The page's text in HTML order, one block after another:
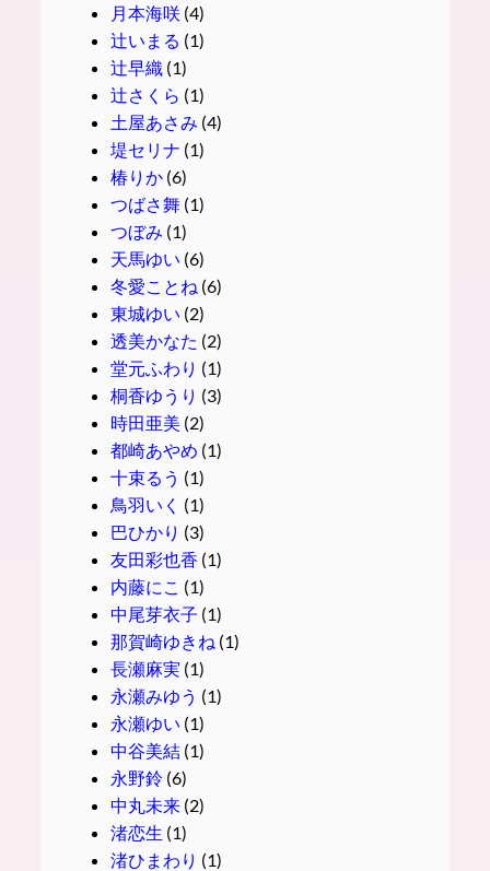
月本海咲(4)
辻いまる (1)
辻早織 (1)
辻さくら (1)
土屋あさみ (4)
堤セリナ (1)
椿りか(6)
つばさ舞(1)
つぼみ (1)
天馬ゆい (6)
冬愛ことね (6)
東城ゆい (2)
透美かなた (2)
堂元ふわり (1)
桐香ゆうり (3)
時田亜美 (2)
都崎あやめ (1)
十束るう (1)
鳥羽いく (1)
巴ひかり (3)
友田彩也香 (1)
内藤にこ (1)
中尾芽衣子 (1)
那賀崎ゆきね (1)
長瀬麻実 (1)
永瀬みゆう (1)
永瀬ゆい (1)
中谷美結(1)
永野鈴(6)
中丸未来(2)
渚恋生 (1)
渚ひまわり (1)